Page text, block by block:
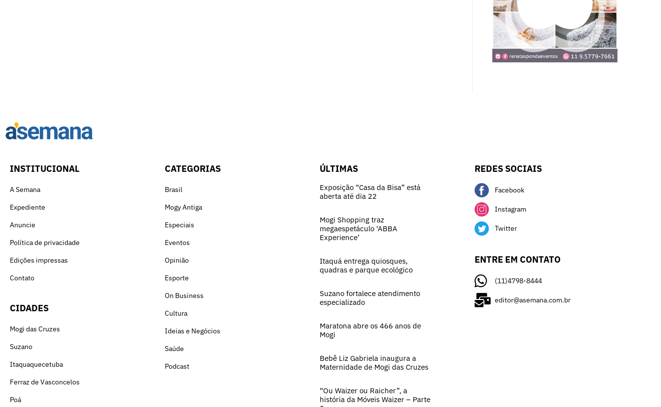
INSTITUCIONAL
A Semana
Expediente
Anuncie
Política de privacidade
Edições impressas
Contato
CIDADES
Mogi das Cruzes
Suzano
Itaquaquecetuba
Ferraz de Vasconcelos
Poá
CATEGORIAS
Brasil
Mogy Antiga
Especiais
Eventos
Opinião
Esporte
On Business
Cultura
Ideias e Negócios
Saúde
Podcast
ÚLTIMAS
Exposição “Casa da Bisa” está
aberta até dia 22
Mogi Shopping traz
megaespetáculo ‘ABBA
Experience’
Itaquá entrega quiosques,
quadras e parque ecológico
Suzano fortalece atendimento
especializado
Maratona abre os 466 anos de
Mogi
Bebê Liz Gabriela inaugura a
Maternidade de Mogi das Cruzes
“Ou Waizer ou Raicher”, a
história da Móveis Waizer – Parte
REDES SOCIAIS
Facebook
Instagram
Twitter
ENTRE EM CONTATO
(11)4798-8444
editor@asemana.com.br